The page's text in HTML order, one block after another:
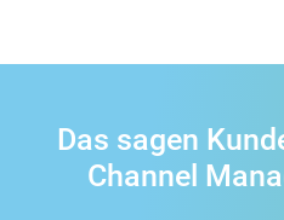
Das sagen
Channel